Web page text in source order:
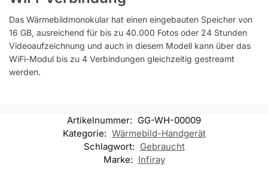
Das Wärmebildmonokular hat einen eingebauten Speicher von
16 GB, ausreichend für bis zu 40.000 Fotos oder 24 Stunden
Videoaufzeichnung und auch in diesem Modell kann über das
WiFi-Modul bis zu 4 Verbindungen gleichzeitig gestreamt
werden.
Artikelnummer: GG-WH-00009
Kategorie: Wärmebild-Handgerät
Schlagwort: Gebraucht
Marke: Infiray